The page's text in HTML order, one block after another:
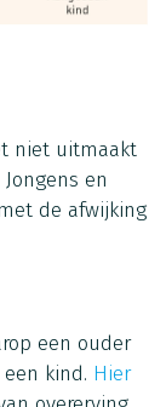
niet uitmaakt
en
de afwijking
een ouder
kind. Hier